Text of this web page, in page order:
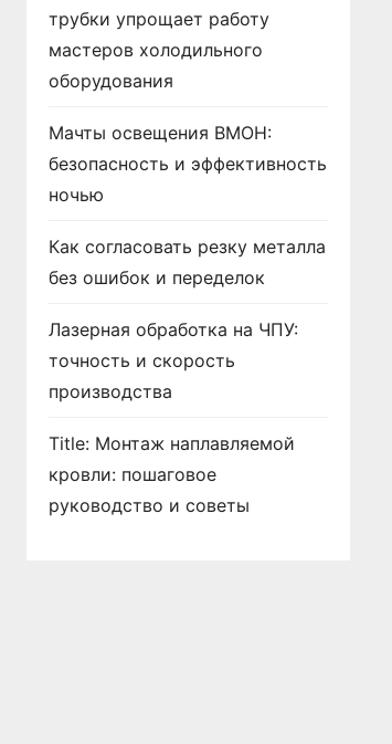
трубки упрощает работу
мастеров холодильного
оборудования
Мачты освещения ВМОН:
безопасность и эффективность
ночью
Как согласовать резку металла
без ошибок и переделок
Лазерная обработка на ЧПУ:
точность и скорость
производства
Title: Монтаж наплавляемой
кровли: пошаговое
руководство и советы